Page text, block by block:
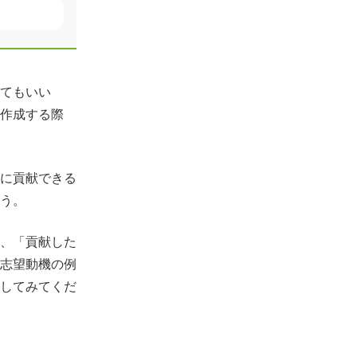
もいい
成する際
貢献できる
。
「貢献した
望動機の例
てみてくだ